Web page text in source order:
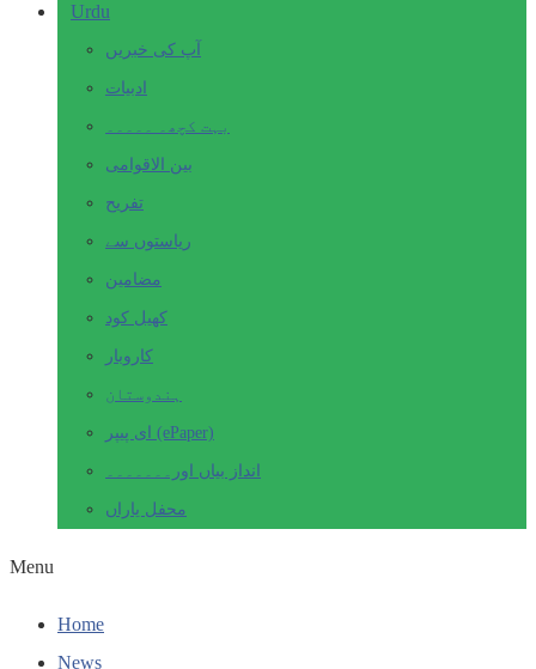
Urdu
آپ کی خبریں
ادبیات
بہت کچھ۔ ۔۔۔۔۔
بین الاقوامی
تفریح
ریاستوں سے
مضامین
کھیل کود
کاروبار
ہندوستان
ای پیپر (ePaper)
انداز بیاں اور۔۔۔۔۔۔۔
محفل یاراں
Menu
Home
News